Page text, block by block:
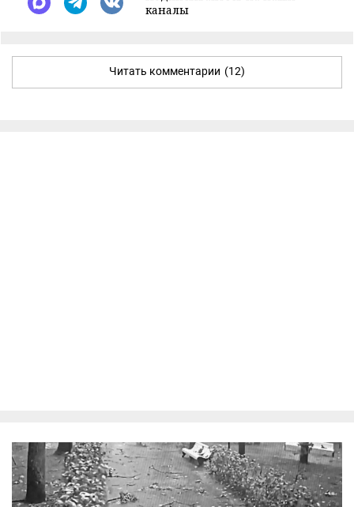
каналы
Читать комментарии (12)